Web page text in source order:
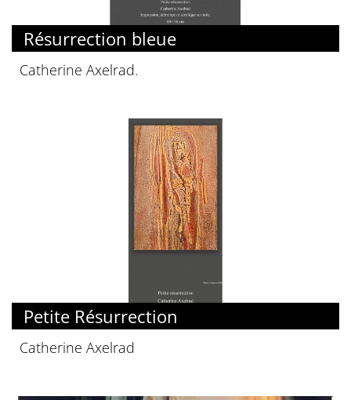
Résurrection bleue
Catherine Axelrad.
Petite Résurrection
Catherine Axelrad